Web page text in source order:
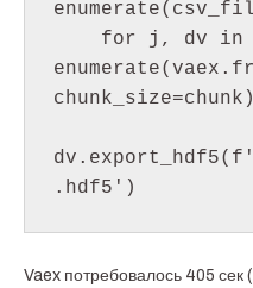
.hdf5')
Vaex потребовалось 405